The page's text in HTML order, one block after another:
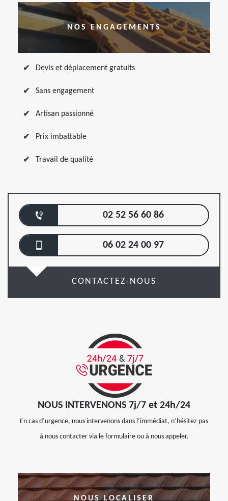
NOS ENGAGEMENTS
Devis et déplacement gratuits
Sans engagement
Artisan passionné
Prix imbattable
Travail de qualité
02 52 56 60 86
06 02 24 00 97
CONTACTEZ-NOUS
NOUS INTERVENONS 7j/7 et 24h/24
En cas d’urgence, nous intervenons dans l’immédiat, n’hésitez pas
à nous contacter via le formulaire ou à nous appeler.
NOUS LOCALISER